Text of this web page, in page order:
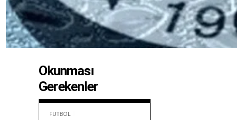
Okunması
Gerekenler
FUTBOL